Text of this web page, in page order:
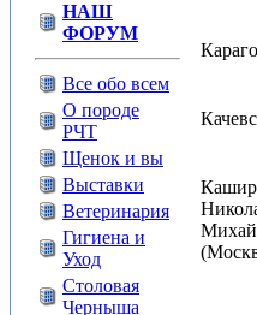
НАШ
ФОРУМ
Все обо всем
О породе
РЧТ
Щенок и вы
Выставки
Ветеринария
Гигиена и
Уход
Столовая
Черныша